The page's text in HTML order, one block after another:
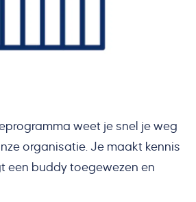
weet je snel je weg
organisatie. Je maakt kennis
een buddy toegewezen en